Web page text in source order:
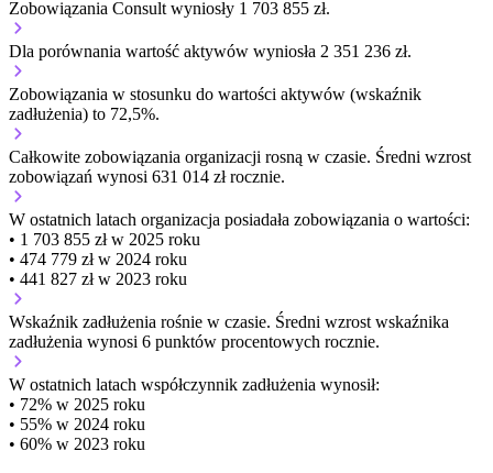
Zobowiązania Consult wyniosły 1 703 855 zł.
Dla porównania wartość aktywów wyniosła 2 351 236 zł.
Zobowiązania w stosunku do wartości aktywów (wskaźnik
zadłużenia) to 72,5%.
Całkowite zobowiązania organizacji rosną w czasie. Średni wzrost
zobowiązań wynosi 631 014 zł rocznie.
W ostatnich latach organizacja posiadała zobowiązania o wartości:
• 1 703 855 zł w 2025 roku
• 474 779 zł w 2024 roku
• 441 827 zł w 2023 roku
Wskaźnik zadłużenia rośnie w czasie. Średni wzrost wskaźnika
zadłużenia wynosi 6 punktów procentowych rocznie.
W ostatnich latach współczynnik zadłużenia wynosił:
• 72% w 2025 roku
• 55% w 2024 roku
• 60% w 2023 roku